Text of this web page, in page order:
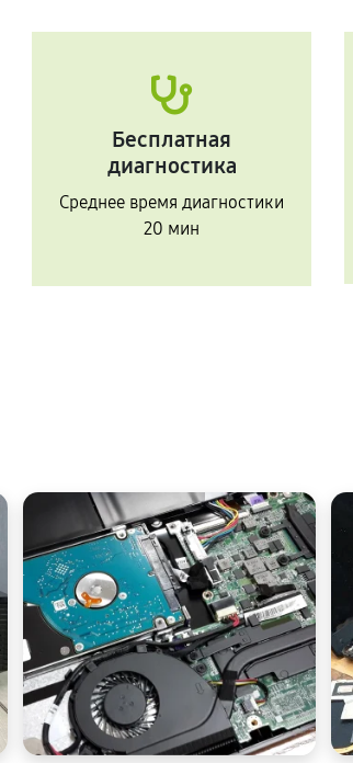
Бесплатная
диагностика
Среднее время диагностики
20 мин